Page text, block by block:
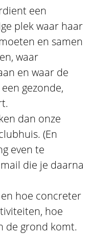
een
plek waar haar
en samen
waar
en waar de
gezonde,
dan onze
(En
even te
die je daarna
hoe concreter
hoe
de grond komt.